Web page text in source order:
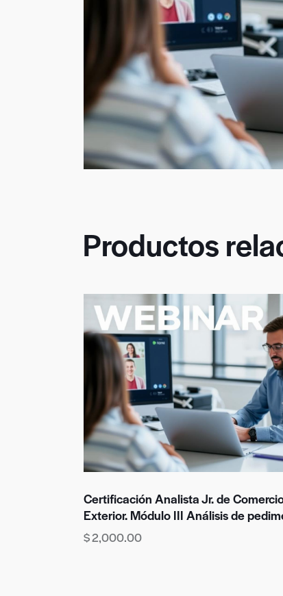
Productos
Certificación Analista Jr. de
Exterior. Módulo III Análisis de
$2,000.00